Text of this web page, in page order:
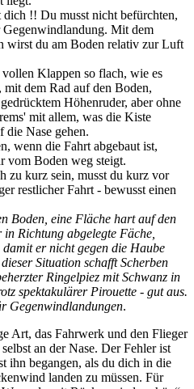
!! Du musst nicht befürchten,
Mit dem
wirst du am Boden relativ zur Luft
Klappen so flach, wie es
mit dem Rad auf den Boden,
Höhenruder, aber ohne
mit allem, was die Kiste
Nase gehen.
wenn die Fahrt abgebaut ist,
vom Boden weg steigt.
zu kurz sein, musst du kurz vor
restlicher Fahrt - bewusst einen
Boden, eine Fläche hart auf den
Richtung abgelegte Fäche,
er nicht gegen die Haube
Situation schafft Scherben
Ringelpiez mit Schwanz in
spektakulärer Pirouette - gut aus.
Gegenwindlandungen.
Art, das Fahrwerk und den Flieger
an der Nase. Der Fehler ist
ihn begangen, als du dich in die
landen zu müssen. Für